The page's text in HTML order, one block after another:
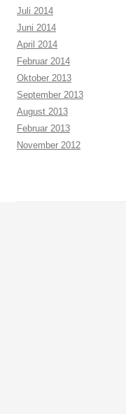
Juli 2014
Juni 2014
April 2014
Februar 2014
Oktober 2013
September 2013
August 2013
Februar 2013
November 2012